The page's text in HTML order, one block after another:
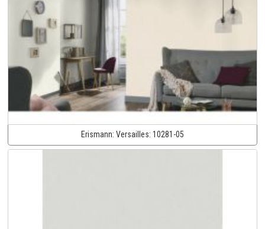
Erismann: Versailles: 10281-05